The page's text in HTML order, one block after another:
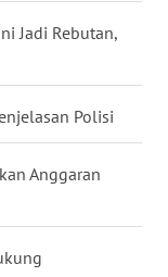
Jadi Rebutan,
Polisi
Anggaran